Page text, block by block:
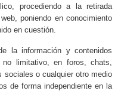
procediendo a la retirada
poniendo en conocimiento
en cuestión.
la información y contenidos
limitativo, en foros, chats,
sociales o cualquier otro medio
de forma independiente en la